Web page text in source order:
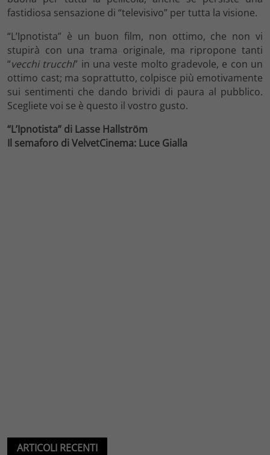
fastidiosa sensazione di “televisivo” per tutta la visione.
“L’Ipnotista” è un buon film, non ottimo, che non vi
stupirà con una trama originale, ma ripropone tanti
“vecchi trucchi” in una veste molto gradevole, e con un
ottimo cast; ma soprattutto, colpisce più emotivamente
sui sentimenti che dando brividi di paura al pubblico.
Scegliete voi se è questo il vostro gusto.
“L’Ipnotista” di Lasse Hallström
Il semaforo di VelvetCinema: Luce Gialla
ARTICOLI RECENTI